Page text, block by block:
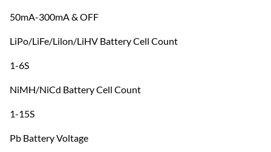
50mA-300mA & OFF
LiPo/LiFe/Lilon/LiHV Battery Cell Count
1-6S
NiMH/NiCd Battery Cell Count
1-15S
Pb Battery Voltage